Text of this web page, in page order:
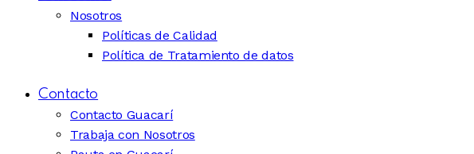
Nosotros
Políticas de Calidad
Política de Tratamiento de datos
Contacto
Contacto Guacarí
Trabaja con Nosotros